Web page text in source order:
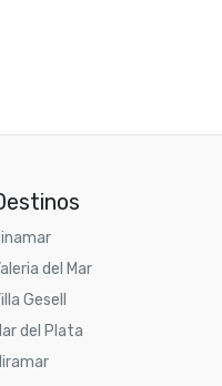
del Mar
Gesell
del Plata